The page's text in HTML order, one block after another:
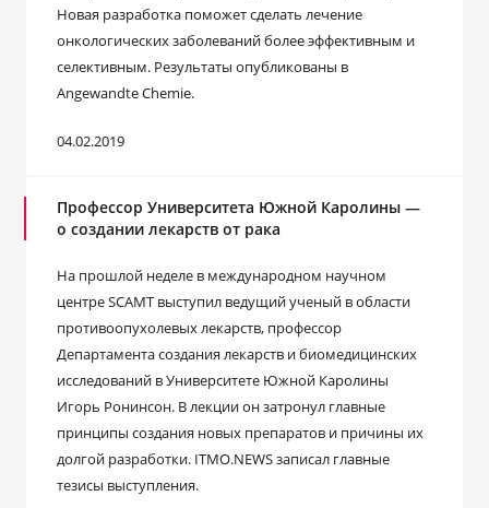
Новая разработка поможет сделать лечение
онкологических заболеваний более эффективным и
селективным. Результаты опубликованы в
Angewandte Chemie.
04.02.2019
Профессор Университета Южной Каролины —
о создании лекарств от рака
На прошлой неделе в международном научном
центре SCAMT выступил ведущий ученый в области
противоопухолевых лекарств, профессор
Департамента создания лекарств и биомедицинских
исследований в Университете Южной Каролины
Игорь Ронинсон. В лекции он затронул главные
принципы создания новых препаратов и причины их
долгой разработки. ITMO.NEWS записал главные
тезисы выступления.